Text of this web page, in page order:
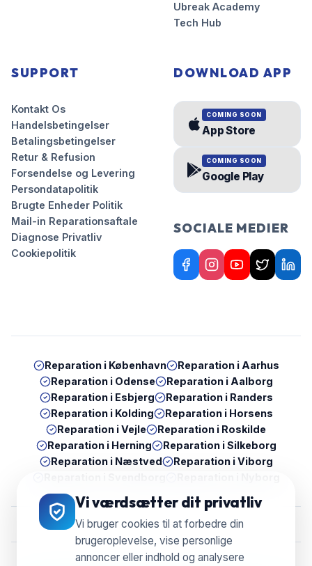
Vi værdsætter dit privatliv
Vi bruger cookies til at forbedre din
brugeroplevelse, vise personlige
annoncer eller indhold og analysere
Ubreak Academy
Tech Hub
SUPPORT
Kontakt Os
Handelsbetingelser
Betalingsbetingelser
Retur & Refusion
Forsendelse og Levering
Persondatapolitik
Brugte Enheder Politik
Mail-in Reparationsaftale
Diagnose Privatliv
Cookiepolitik
DOWNLOAD APP
COMING SOON
App Store
COMING SOON
Google Play
SOCIALE MEDIER
Reparation i København Reparation i Aarhus
Reparation i Odense Reparation i Aalborg
Reparation i Esbjerg Reparation i Randers
Reparation i Kolding Reparation i Horsens
Reparation iVejle Reparation i Roskilde
Reparation i Herning Reparation i Silkeborg
Reparation i Næstved Reparation i Viborg